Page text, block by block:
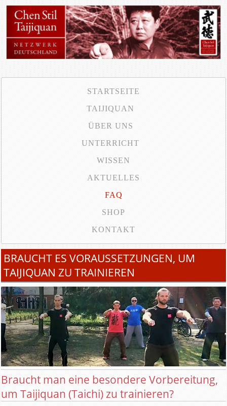
STARTSEITE
TAIJIQUAN
ÜBER UNS
UNTERRICHT
WISSEN
AKTUELLES
FAQ
SHOP
KONTAKT
BRAUCHT ES VORAUSSETZUNGEN, UM
TAIJIQUAN ZU TRAINIEREN
Braucht man eine besondere Vorbereitung,
um Taijiquan (Taichi) zu trainieren?